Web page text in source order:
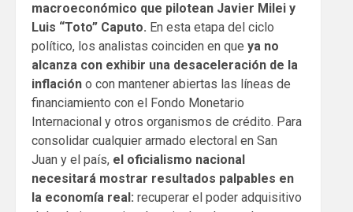
macroeconómico que pilotean Javier Milei y
Luis “Toto” Caputo. En esta etapa del ciclo
político, los analistas coinciden en que ya no
alcanza con exhibir una desaceleración de la
inflación o con mantener abiertas las líneas de
financiamiento con el Fondo Monetario
Internacional y otros organismos de crédito. Para
consolidar cualquier armado electoral en San
Juan y el país, el oficialismo nacional
necesitará mostrar resultados palpables en
la economía real: recuperar el poder adquisitivo